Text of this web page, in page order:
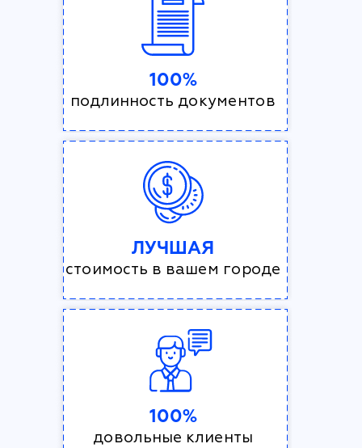
100%
подлинность документов
ЛУЧШАЯ
стоимость в вашем городе
100%
довольные клиенты